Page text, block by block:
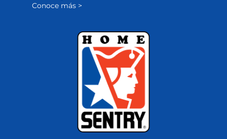
Conoce más >